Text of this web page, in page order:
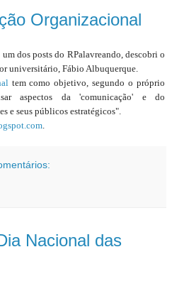
Organizacional
dos posts do RPalavreando, descobri o
universitário, Fábio Albuquerque.
tem como objetivo, segundo o próprio
aspectos da 'comunicação' e do
e seus públicos estratégicos".
Nacional das